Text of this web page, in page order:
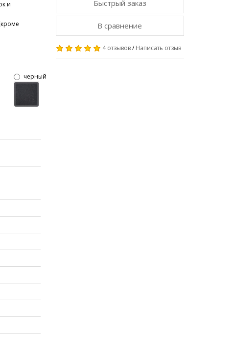
и
черный
Быстрый заказ
В сравнение
4 отзывов/Написать отзыв